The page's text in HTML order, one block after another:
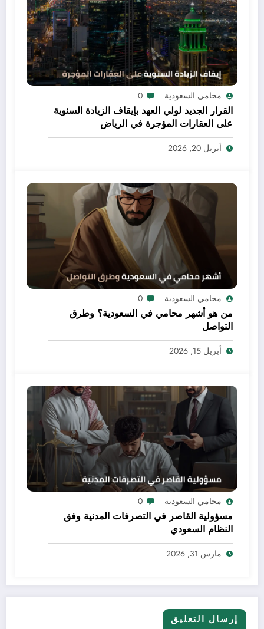
محامي السعودية 0
القرار الجديد لولي العهد بإيقاف الزيادة السنوية
على العقارات المؤجرة في الرياض
أبريل 20, 2026
محامي السعودية 0
من هو أشهر محامي في السعودية؟ وطرق
التواصل
أبريل 15, 2026
محامي السعودية 0
مسؤولية القاصر في التصرفات المدنية وفق
النظام السعودي
مارس 31, 2026
إرسال التعليق